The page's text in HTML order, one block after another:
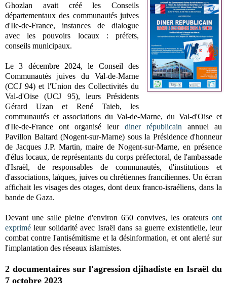
Ghozlan avait créé les Conseils
départementaux des communautés juives
d'Ile-de-France, instances de dialogue
avec les pouvoirs locaux : préfets,
conseils municipaux.
Le 3 décembre 2024, le Conseil des
Communautés juives du Val-de-Marne
(CCJ 94) et l'Union des Collectivités du
Val-d'Oise (UCJ 95), leurs Présidents
Gérard Uzan et René Taieb, les
communautés et associations du Val-de-Marne, du Val-d'Oise et
d'Ile-de-France ont organisé leur diner républicain annuel au
Pavillon Baltard (Nogent-sur-Marne) sous la Présidence d'honneur
de Jacques J.P. Martin, maire de Nogent-sur-Marne, en présence
d'élus locaux, de représentants du corps préfectoral, de l'ambassade
d'Israël, de responsables de communautés, d'institutions et
d'associations, laïques, juives ou chrétiennes franciliennes. Un écran
affichait les visages des otages, dont deux franco-israéliens, dans la
bande de Gaza.
Devant une salle pleine d'environ 650 convives, les orateurs ont
exprimé leur solidarité avec Israël dans sa guerre existentielle, leur
combat contre l'antisémitisme et la désinformation, et ont alerté sur
l'implantation des réseaux islamistes.
2 documentaires sur l'agression djihadiste en Israël du
7 octobre 2023